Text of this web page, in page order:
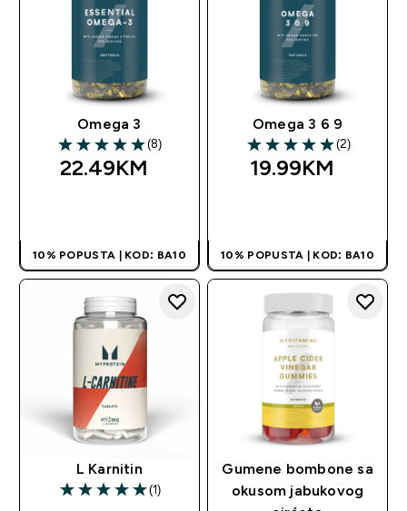
Omega 3
5 out of 5 stars
(8)
22.49KM‎
10% POPUSTA | KOD: BA10
Omega 3 6 9
5 out of 5 stars
(2)
19.99KM‎
10% POPUSTA | KOD: BA10
L Karnitin
5 out of 5 stars
(1)
Gumene bombone sa
okusom jabukovog